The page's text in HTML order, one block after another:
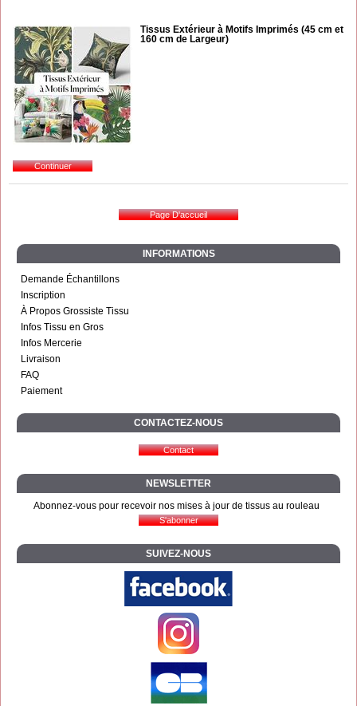
INFORMATIONS
Demande Échantillons
Inscription
À Propos Grossiste Tissu
Infos Tissu en Gros
Infos Mercerie
Livraison
FAQ
Paiement
CONTACTEZ-NOUS
NEWSLETTER
Abonnez-vous pour recevoir nos mises à jour de tissus au rouleau
SUIVEZ-NOUS
Tissus Extérieur à Motifs Imprimés (45 cm et
160 cm de Largeur)